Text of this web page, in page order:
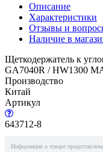
Описание
Характеристики
Отзывы и
Наличие в
Щеткодержатель к
GA7040R / HW1300
Производство
Китай
Артикул
643712-8
Информация о товаре